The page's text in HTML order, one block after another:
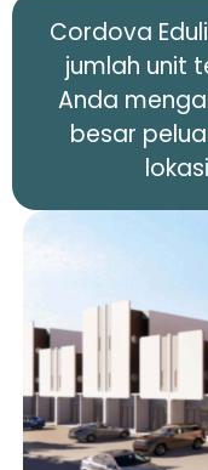
Cordova
jumlah unit
Anda
besar